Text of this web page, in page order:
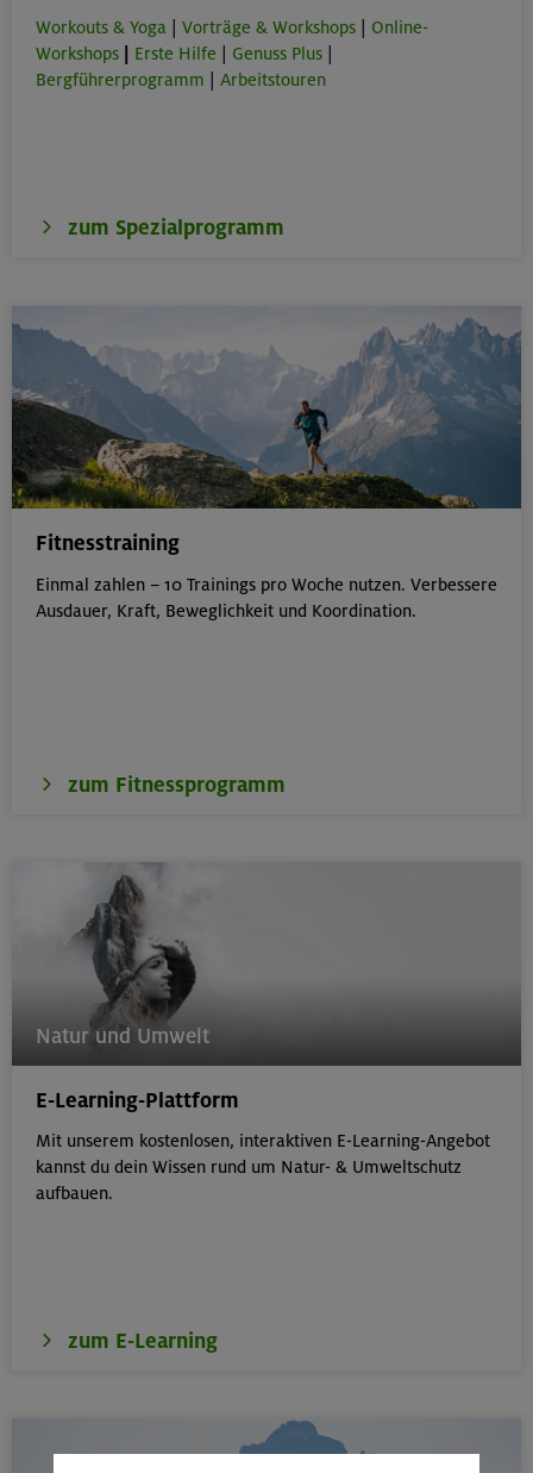
Workouts & Yoga Vorträge & Workshops
Online-
Workshops
Erste Hilfe Genuss Plus
Bergführerprogramm
Arbeitstouren
zum Spezialprogramm
Fitnesstraining
Einmal zahlen – 10 Trainings pro Woche nutzen. Verbessere
Ausdauer, Kraft, Beweglichkeit und Koordination.
zum Fitnessprogramm
Natur und Umwelt
E-Learning-Plattform
Mit unserem kostenlosen, interaktiven E-Learning-Angebot
kannst du dein Wissen rund um Natur- & Umweltschutz
aufbauen.
zum E-Learning